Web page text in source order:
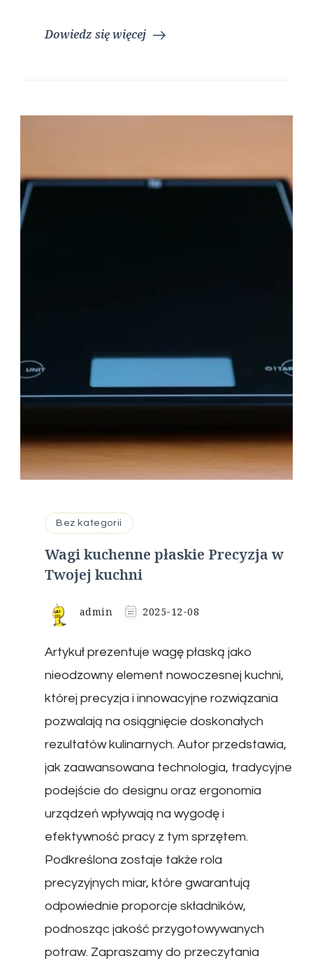
Dowiedz się więcej
Bez kategorii
Wagi kuchenne płaskie Precyzja w
Twojej kuchni
admin 2025-12-08
Artykuł prezentuje wagę płaską jako
nieodzowny element nowoczesnej kuchni,
której precyzja i innowacyjne rozwiązania
pozwalają na osiągnięcie doskonałych
rezultatów kulinarnych. Autor przedstawia,
jak zaawansowana technologia, tradycyjne
podejście do designu oraz ergonomia
urządzeń wpływają na wygodę i
efektywność pracy z tym sprzętem.
Podkreślona zostaje także rola
precyzyjnych miar, które gwarantują
odpowiednie proporcje składników,
podnosząc jakość przygotowywanych
potraw. Zapraszamy do przeczytania